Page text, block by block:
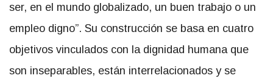
ser, en el mundo globalizado, un buen trabajo o un
empleo digno”. Su construcción se basa en cuatro
objetivos vinculados con la dignidad humana que
son inseparables, están interrelacionados y se